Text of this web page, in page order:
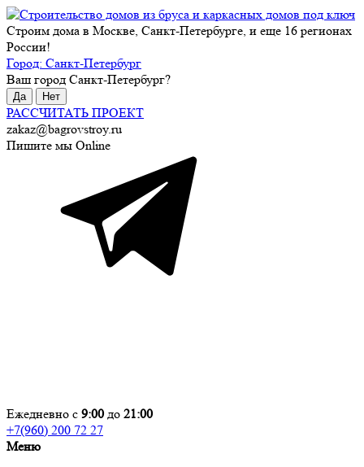
Строим дома в Москве, Санкт-Петербурге, и еще 16 регионах
России!
Город: Санкт-Петербург
Ваш город Санкт-Петербург?
Да Нет
РАССЧИТАТЬ ПРОЕКТ
zakaz@bagrovstroy.ru
Пишите мы Online
Ежедневно с 9:00 до 21:00
+7(960) 200 72 27
Меню